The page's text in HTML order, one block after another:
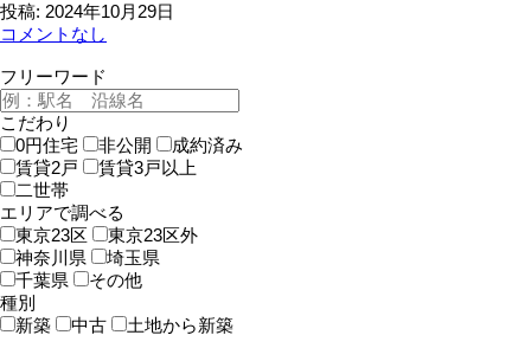
投稿: 2024年10月29日
コメントなし
フリーワード
こだわり
0円住宅
非公開
成約済み
賃貸2戸
賃貸3戸以上
二世帯
エリアで調べる
東京23区
東京23区外
神奈川県
埼玉県
千葉県
その他
種別
新築
中古 土地から新築